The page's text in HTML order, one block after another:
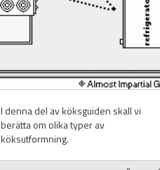
I denna del av köksguiden skall vi
berätta om olika typer av
köksutformning.